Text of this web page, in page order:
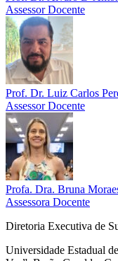
Assessor Docente
Prof. Dr. Luiz Carlos
Assessor Docente
Profa. Dra. Bruna
Assessora Docente
Diretoria Executiva de
Universidade Estadual